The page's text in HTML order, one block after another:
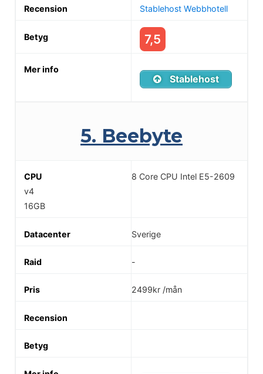
Stablehost Webbhotell
7,5
Stablehost
5. Beebyte
8 Core CPU Intel E5-2609
v4
16GB
Sverige
-
2499kr /mån